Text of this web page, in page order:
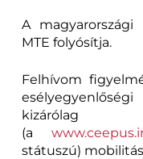
A
MTE folyósítja.
Felhívom
(a
státuszú)